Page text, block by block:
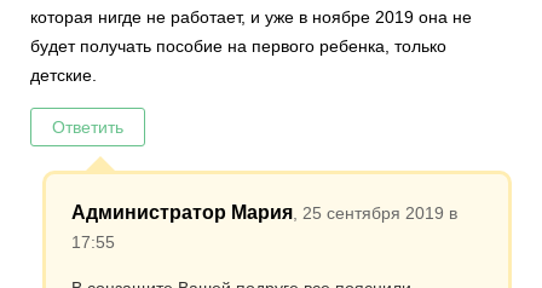
которая нигде не работает, и уже в ноябре 2019 она не
будет получать пособие на первого ребенка, только
детские.
Ответить
Администратор Мария, 25 сентября 2019 в
17:55